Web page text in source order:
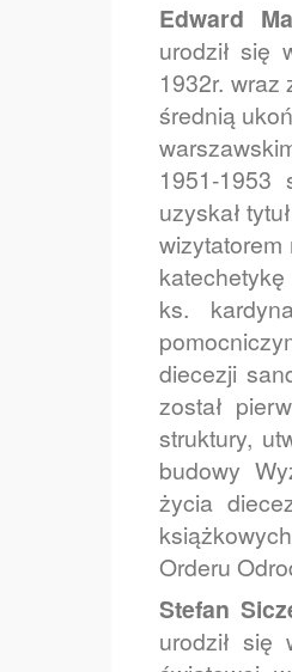
Edward
urodził się
1932r. wraz
średnią
1951-1953
uzyskał
wizytatorem
ks.
diecezji
został
struktury,
budowy
życia
Orderu
Stefan
urodził się